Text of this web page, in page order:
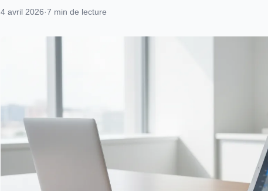
4 avril 2026·7 min de lecture